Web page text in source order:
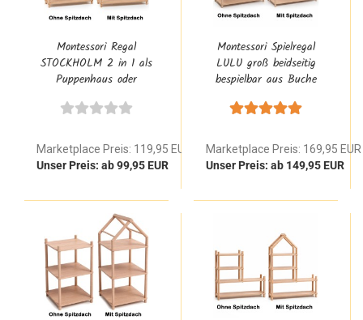
Montessori Regal
STOCKHOLM 2 in 1 als
Puppenhaus oder
Etagen aus Buche Natur
Marketplace Preis: 119,95 EUR
Unser Preis: ab 99,95 EUR
Montessori Spielregal
LULU groß beidseitig
bespielbar aus Buche
Marketplace Preis: 169,95 EUR
Unser Preis: ab 149,95 EUR